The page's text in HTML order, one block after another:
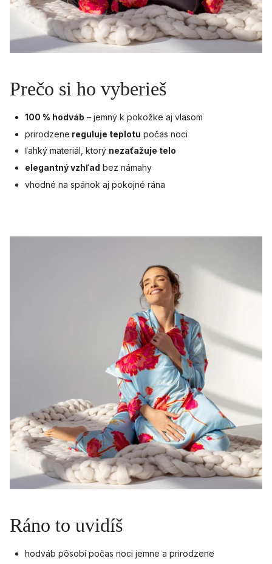
Prečo si ho vyberieš
100 % hodváb – jemný k pokožke aj vlasom
prirodzene reguluje teplotu počas noci
ľahký materiál, ktorý nezaťažuje telo
elegantný vzhľad bez námahy
vhodné na spánok aj pokojné rána
Ráno to uvidíš
hodváb pôsobí počas noci jemne a prirodzene